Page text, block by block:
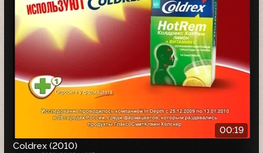
00:19
Coldrex (2010)